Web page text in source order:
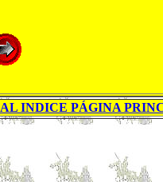
INDICE PÁGINA